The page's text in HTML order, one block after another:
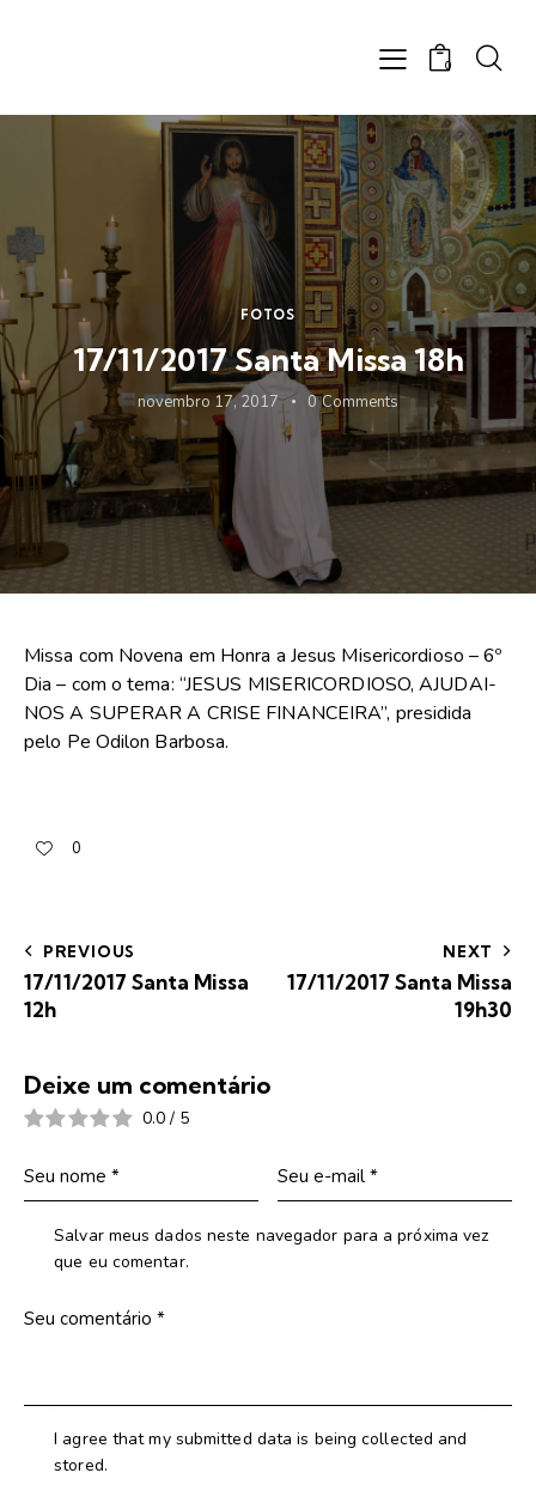
0
FOTOS
17/11/2017 Santa Missa 18h
novembro 17, 2017 0 Comments
Missa com Novena em Honra a Jesus Misericordioso – 6º
Dia – com o tema: “JESUS MISERICORDIOSO, AJUDAI-
NOS A SUPERAR A CRISE FINANCEIRA”, presidida
pelo Pe Odilon Barbosa.
0
PREVIOUS
17/11/2017 Santa Missa
12h
NEXT
17/11/2017 Santa Missa
19h30
Deixe um comentário
0.0 / 5
Salvar meus dados neste navegador para a próxima vez
que eu comentar.
I agree that my submitted data is being collected and
stored.